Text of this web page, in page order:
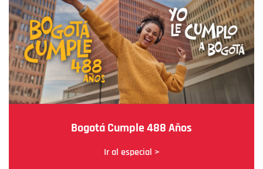
Bogotá Cumple 488 Años
Ir al especial >